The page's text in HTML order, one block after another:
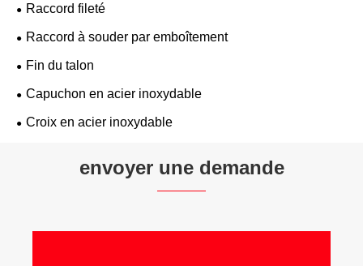
Raccord fileté
Raccord à souder par emboîtement
Fin du talon
Capuchon en acier inoxydable
Croix en acier inoxydable
envoyer une demande